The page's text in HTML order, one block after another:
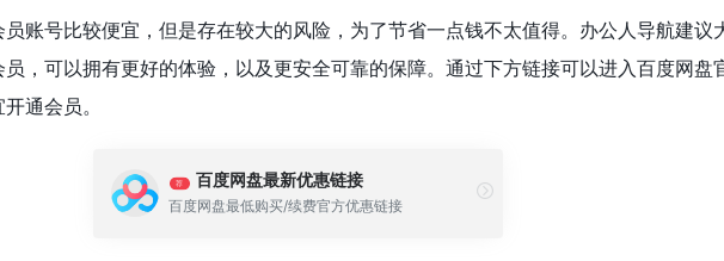
员账号比较便宜，但是存在较大的风险，为了节省一点钱不太值得。办公人导航建议
，可以拥有更好的体验，以及更安全可靠的保障。通过下方链接可以进入百度网盘
通会员。
荐 百度网盘最新优惠链接
百度网盘最低购买/续费官方优惠链接